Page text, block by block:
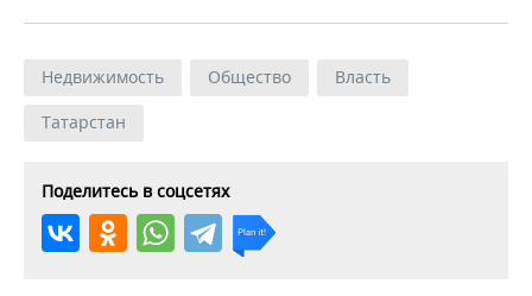
Недвижимость Общество
Власть
Татарстан
Поделитесь в соцсетях